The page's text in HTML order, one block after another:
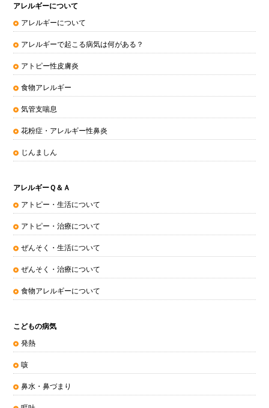
アレルギーについて
アレルギーについて
アレルギーで起こる病気は何がある？
アトピー性皮膚炎
食物アレルギー
気管支喘息
花粉症・アレルギー性鼻炎
じんましん
アレルギーＱ＆Ａ
アトピー・生活について
アトピー・治療について
ぜんそく・生活について
ぜんそく・治療について
食物アレルギーについて
こどもの病気
発熱
咳
鼻水・鼻づまり